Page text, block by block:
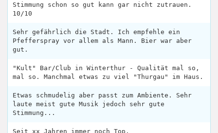
Stimmung schon so gut kann gar nicht zutrauen.
10/10
Sehr gefährlich die Stadt. Ich empfehle ein
Pfefferspray vor allem als Mann. Bier war aber
gut.
"Kult" Bar/Club in Winterthur - Qualität mal so,
mal so. Manchmal etwas zu viel "Thurgau" im Haus.
Etwas schmudelig aber passt zum Ambiente. Sehr
laute meist gute Musik jedoch sehr gute
Stimmung...
Seit xx Jahren immer noch Top.